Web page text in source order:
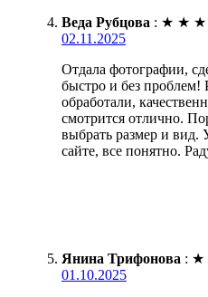
Веда Рубцова : ★ ★ ★
02.11.2025
Отдала фотографии,
быстро и без проблем!
обработали,
смотрится отлично.
выбрать размер и вид.
сайте, все понятно.
Янина Трифонова : ★
01.10.2025